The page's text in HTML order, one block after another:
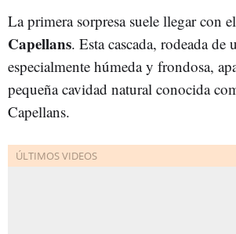
La primera sorpresa suele llegar con el
Capellans. Esta cascada, rodeada de
especialmente húmeda y frondosa,
pequeña cavidad natural conocida
Capellans.